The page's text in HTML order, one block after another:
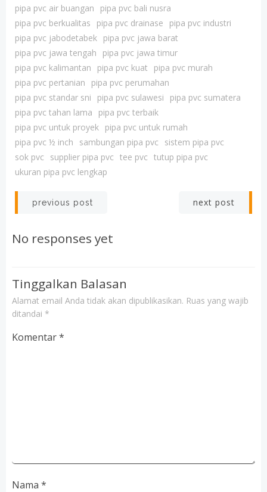
pipa pvc air buangan
pipa pvc bali nusra
pipa pvc berkualitas
pipa pvc drainase
pipa pvc industri
pipa pvc jabodetabek pipa pvc jawa barat
pipa pvc jawa tengah
pipa pvc jawa timur
pipa pvc kalimantan
pipa pvc kuat
pipa pvc murah
pipa pvc pertanian
pipa pvc perumahan
pipa pvc standar sni
pipa pvc sulawesi
pipa pvc sumatera
pipa pvc tahan lama
pipa pvc terbaik
pipa pvc untuk proyek pipa pvc untuk rumah
pipa pvc ½ inch
sambungan pipa pvc
sistem pipa pvc
sok pvc
supplier pipa pvc tee pvc tutup pipa pvc
ukuran pipa pvc lengkap
Post
navigation
previous post next post
No responses yet
Tinggalkan Balasan
Alamat email Anda tidak akan dipublikasikan. Ruas yang wajib
ditandai *
Komentar*
Nama *